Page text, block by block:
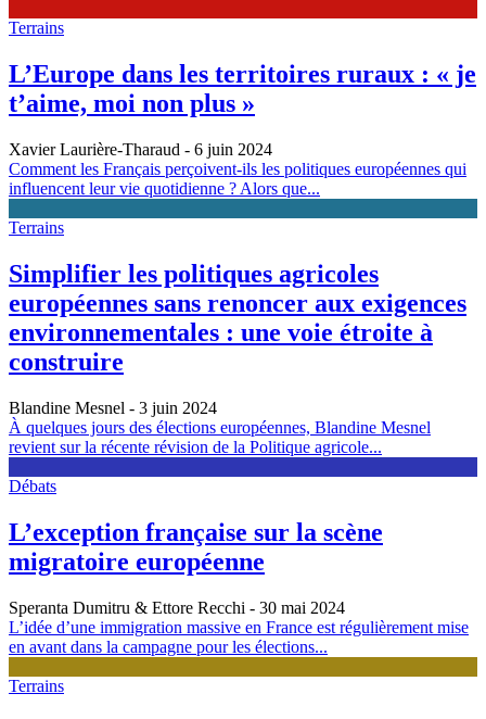
Terrains
L’Europe dans les territoires ruraux : « je
t’aime, moi non plus »
Xavier Laurière-Tharaud - 6 juin 2024
Comment les Français perçoivent-ils les politiques européennes qui
influencent leur vie quotidienne ? Alors que...
Terrains
Simplifier les politiques agricoles
européennes sans renoncer aux exigences
environnementales : une voie étroite à
construire
Blandine Mesnel - 3 juin 2024
À quelques jours des élections européennes, Blandine Mesnel
revient sur la récente révision de la Politique agricole...
Débats
L’exception française sur la scène
migratoire européenne
Speranta Dumitru & Ettore Recchi - 30 mai 2024
L’idée d’une immigration massive en France est régulièrement mise
en avant dans la campagne pour les élections...
Terrains